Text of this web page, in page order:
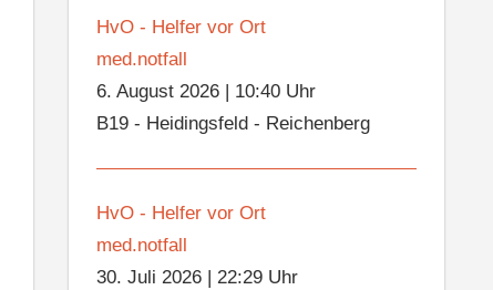
HvO - Helfer vor Ort
med.notfall
6. August 2026
10:40 Uhr
B19 - Heidingsfeld - Reichenberg
HvO - Helfer vor Ort
med.notfall
30. Juli 2026 |22:29 Uhr